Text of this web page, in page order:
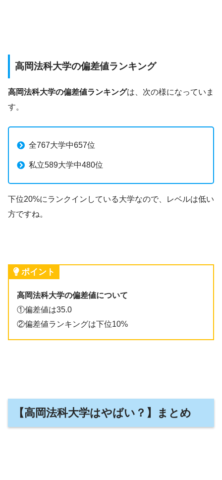
高岡法科大学の偏差値ランキング
高岡法科大学の偏差値ランキングは、次の様になっていま
す。
全767大学中657位
私立589大学中480位
下位20%にランクインしている大学なので、レベルは低い
方ですね。
ポイント
高岡法科大学の偏差値について
①偏差値は35.0
②偏差値ランキングは下位10%
【高岡法科大学はやばい？】まとめ